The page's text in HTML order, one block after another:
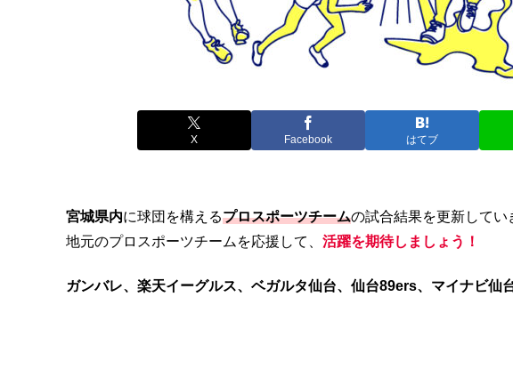
X Facebook はてブ
宮城県内に球団を構えるプロスポーツチームの試合結果を更新してい
地元のプロスポーツチームを応援して、 活躍を期待しましょう！
ガンバレ、楽天イーグルス、ベガルタ仙台、仙台89ers、マイナビ仙